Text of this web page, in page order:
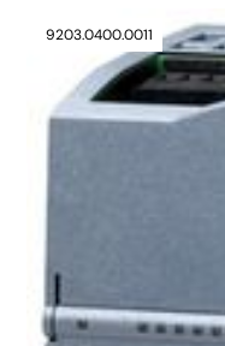
9203.0400.0011